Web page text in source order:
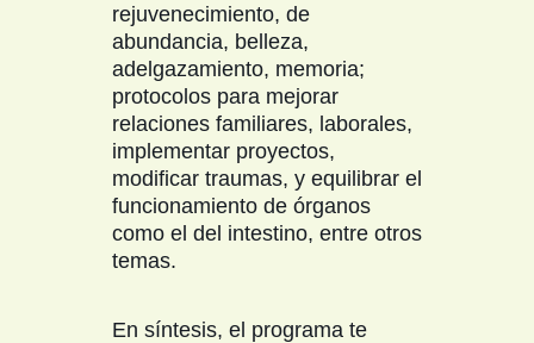
rejuvenecimiento, de
abundancia, belleza,
adelgazamiento, memoria;
protocolos para mejorar
relaciones familiares, laborales,
implementar proyectos,
modificar traumas, y equilibrar el
funcionamiento de órganos
como el del intestino, entre otros
temas.
En síntesis, el programa te